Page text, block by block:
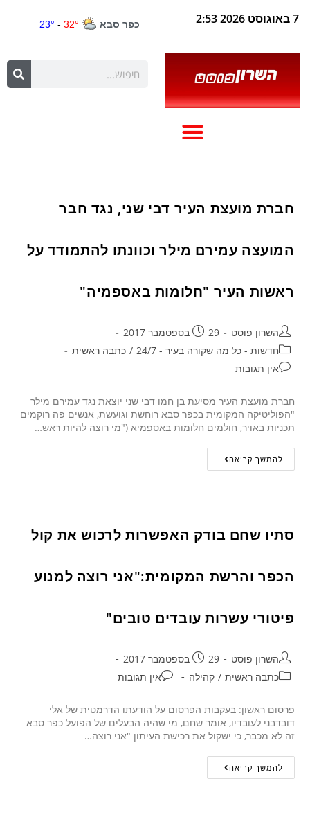
7 באוגוסט 2026 2:53
חברת מועצת העיר דבי שני, נגד חבר
המועצה עמירם מילר וכוונתו להתמודד על
ראשות העיר "חלומות באספמיה"
השרון פוסט
29 בספטמבר 2017
חדשות - כל מה שקורה בעיר - 24/7
/ כתבה ראשית
אין תגובות
חברת מועצת העיר מסיעת בן חמו דבי שני יוצאת נגד עמירם מילר
"הפוליטיקה המקומית בכפר סבא רוחשת וגועשת, אנשים פה רוקמים
תכניות באויר, חולמים חלומות באספמיא ("מי רוצה להיות ראש…
להמשך קריאה
סתיו שחם בודק האפשרות לרכוש את קול
הכפר והרשת המקומית:"אני רוצה למנוע
פיטורי עשרות עובדים טובים"
השרון פוסט
29 בספטמבר 2017
כתבה ראשית / קהילה אין תגובות
פרסום ראשון: בעקבות הפרסום על הודעתו הדרמטית של אלי
דובדבני לעובדיו, אומר שחם, מי שהיה הבעלים של הפועל כפר סבא
זה לא מכבר, כי ישקול את רכישת העיתון "אני רוצה…
להמשך קריאה